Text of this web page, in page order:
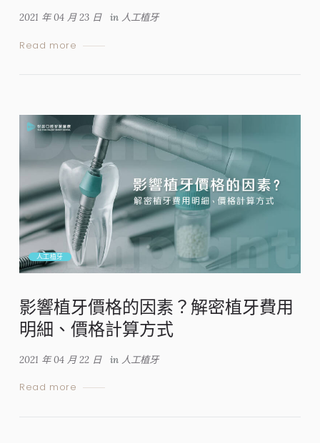
2021 年 04 月 23 日 in 人工植牙
Read more
人工植牙
影響植牙價格的因素？解密植牙費用
明細、價格計算方式
2021 年 04 月 22 日 in 人工植牙
Read more